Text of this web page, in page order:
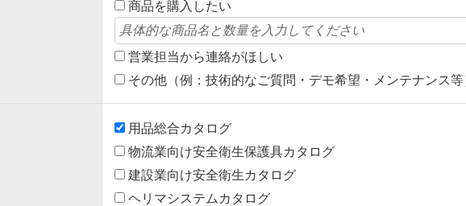
商品を購入したい
営業担当から連絡がほしい
その他（例：技術的なご質問・デモ希望・メンテナンス等
用品総合カタログ
物流業向け安全衛生保護具カタログ
建設業向け安全衛生カタログ
ヘリマシステムカタログ